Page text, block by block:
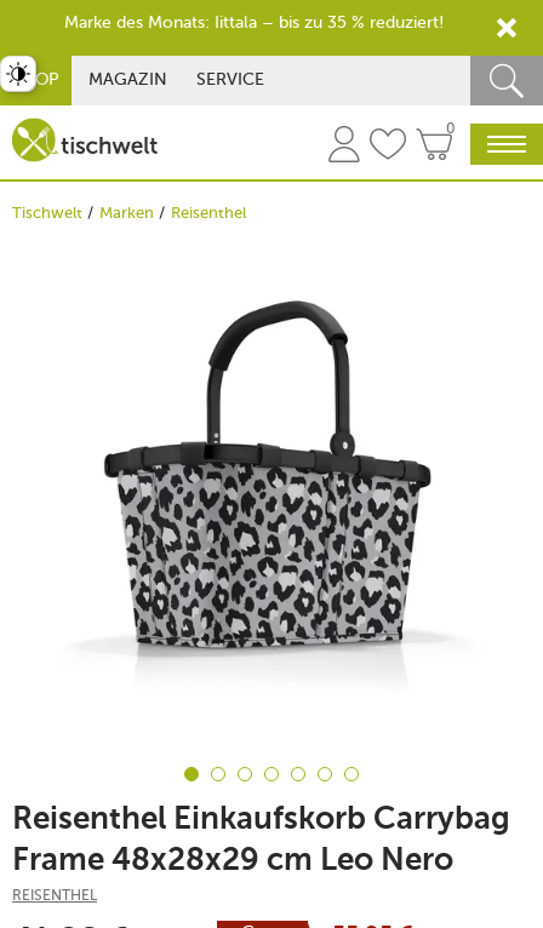
SHOP MAGAZIN SERVICE
0
Tischwelt Marken Reisenthel
Reisenthel Einkaufskorb Carrybag
Frame 48x28x29 cm Leo Nero
REISENTHEL
umschalten
Marke des Monats: Iittala – bis zu 35 % reduziert!